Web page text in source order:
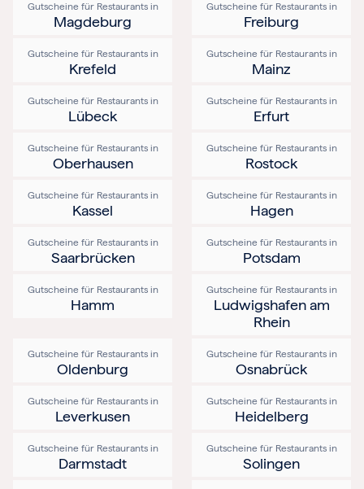
Gutscheine für Restaurants in
Magdeburg
Gutscheine für Restaurants in
Freiburg
Gutscheine für Restaurants in
Krefeld
Gutscheine für Restaurants in
Mainz
Gutscheine für Restaurants in
Lübeck
Gutscheine für Restaurants in
Erfurt
Gutscheine für Restaurants in
Oberhausen
Gutscheine für Restaurants in
Rostock
Gutscheine für Restaurants in
Kassel
Gutscheine für Restaurants in
Hagen
Gutscheine für Restaurants in
Saarbrücken
Gutscheine für Restaurants in
Potsdam
Gutscheine für Restaurants in
Hamm
Gutscheine für Restaurants in
Ludwigshafen am
Rhein
Gutscheine für Restaurants in
Oldenburg
Gutscheine für Restaurants in
Osnabrück
Gutscheine für Restaurants in
Leverkusen
Gutscheine für Restaurants in
Heidelberg
Gutscheine für Restaurants in
Darmstadt
Gutscheine für Restaurants in
Solingen